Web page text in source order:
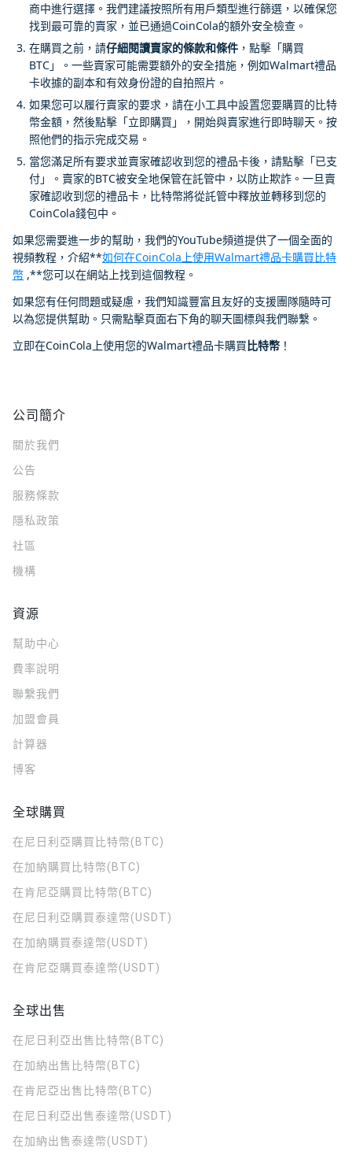
商中進行選擇。我們建議按照所有用戶類型進行篩選，以確保您
找到最可靠的賣家，並已通過CoinCola的額外安全檢查。
在購買之前，請仔細閱讀賣家的條款和條件 ，點擊「購買
BTC」。一些賣家可能需要額外的安全措施，例如Walmart禮品
卡收據的副本和有效身份證的自拍照片。
如果您可以履行賣家的要求，請在小工具中設置您要購買的比特
幣金額，然後點擊「立即購買」，開始與賣家進行即時聊天。按
照他們的指示完成交易。
當您滿足所有要求並賣家確認收到您的禮品卡後，請點擊「已支
付」。賣家的BTC被安全地保管在託管中，以防止欺詐。一旦賣
家確認收到您的禮品卡，比特幣將從託管中釋放並轉移到您的
CoinCola錢包中。
如果您需要進一步的幫助，我們的YouTube頻道提供了一個全面的
視頻教程，介紹**如何在CoinCola上使用Walmart禮品卡購買比特
幣 ,**您可以在網站上找到這個教程。
如果您有任何問題或疑慮，我們知識豐富且友好的支援團隊隨時可
以為您提供幫助。只需點擊頁面右下角的聊天圖標與我們聯繫。
立即在CoinCola上使用您的Walmart禮品卡購買比特幣 ！
公司簡介
關於我們
公告
服務條款
隱私政策
社區
機構
資源
幫助中心
費率說明
聯繫我們
加盟會員
計算器
博客
全球購買
在尼日利亞購買比特幣(BTC)
在加納購買比特幣(BTC)
在肯尼亞購買比特幣(BTC)
在尼日利亞購買泰達幣(USDT)
在加納購買泰達幣(USDT)
在肯尼亞購買泰達幣(USDT)
全球出售
在尼日利亞出售比特幣(BTC)
在加納出售比特幣(BTC)
在肯尼亞出售比特幣(BTC)
在尼日利亞出售泰達幣(USDT)
在加納出售泰達幣(USDT)